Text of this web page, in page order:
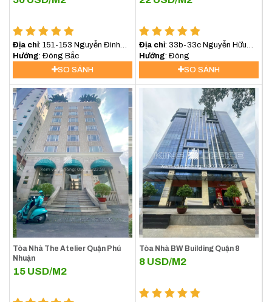
Địa chỉ: 151-153 Nguyễn Đình
Chiểu, Quận 3
Hướng : Đông Bắc
SO SÁNH
Địa chỉ: 33b-33c Nguyễn Hữu
Cảnh
Hướng : Đông
SO SÁNH
Tòa Nhà The Atelier Quận Phú
Nhuận
15 USD/M2
Tòa Nhà BW Building Quận 8
8 USD/M2